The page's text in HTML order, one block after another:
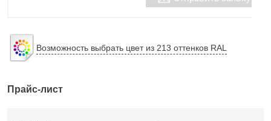
Возможность выбрать цвет из 213 оттенков RAL
Прайс-лист